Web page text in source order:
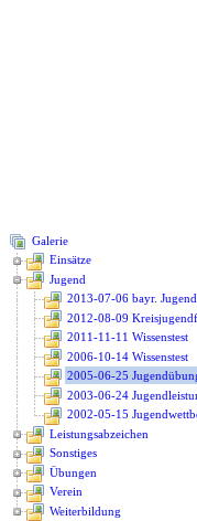
Galerie
Einsätze
Jugend
2013-07-06 bayr.
2012-08-09
2011-11-11 Wissenstest
2006-10-14 Wissenstest
2005-06-25
2003-06-24
2002-05-15
Leistungsabzeichen
Sonstiges
Übungen
Verein
Weiterbildung